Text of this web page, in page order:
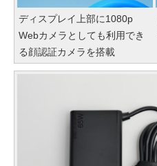
ディスプレイ上部に1080p
Webカメラとしても利用でき
る顔認証カメラを搭載